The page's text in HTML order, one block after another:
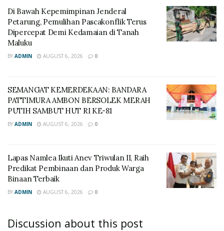
Di Bawah Kepemimpinan Jenderal
Petarung, Pemulihan Pascakonflik Terus
Dipercepat Demi Kedamaian di Tanah
Maluku
BY ADMIN AUGUST 6, 2026 0
SEMANGAT KEMERDEKAAN: BANDARA
PATTIMURA AMBON BERSOLEK MERAH
PUTIH SAMBUT HUT RI KE-81
BY ADMIN AUGUST 6, 2026 0
Lapas Namlea Ikuti Anev Triwulan II, Raih
Predikat Pembinaan dan Produk Warga
Binaan Terbaik
BY ADMIN AUGUST 6, 2026 0
Discussion about this post